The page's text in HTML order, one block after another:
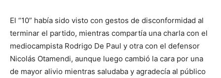
El “10” había sido visto con gestos de disconformidad al
terminar el partido, mientras compartía una charla con el
mediocampista Rodrigo De Paul y otra con el defensor
Nicolás Otamendi, aunque luego cambió la cara por una
de mayor alivio mientras saludaba y agradecía al público